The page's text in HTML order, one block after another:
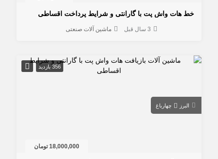
خط هات واش پت با گارانتی و شرایط پرداخت اقساطی
3 سال قبل ماشین آلات صنعتی
356 بازدید
البرز چهارباغ
18,000,000 تومان